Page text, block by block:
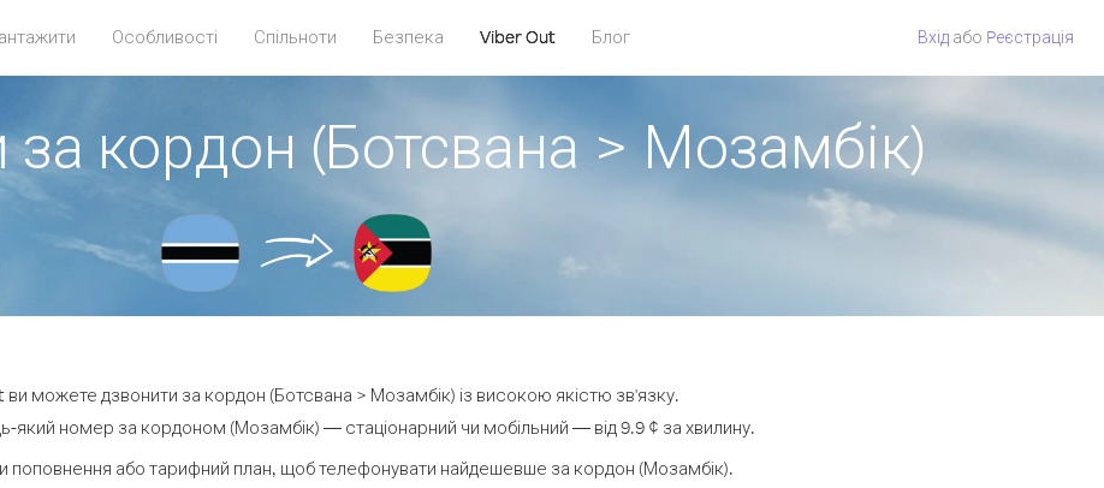
Особливості Спільноти Безпека Viber Out Блог Вхід або Pеєстрація
кордон (Ботсвана > Мозамбік)
ви можете дзвонити за кордон (Ботсвана > Мозамбік) із високою якістю зв'язку.
який номер за кордоном (Мозамбік) — стаціонарний чи мобільний — від 9.9 ¢ за хвилину.
поповнення або тарифний план, щоб телефонувати найдешевше за кордон (Мозамбік).